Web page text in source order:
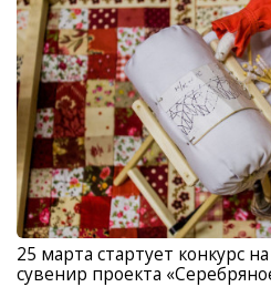
25 марта стартует конкурс
сувенир проекта